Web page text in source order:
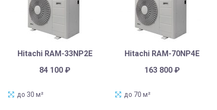
Hitachi RAM-33NP2E
84 100₽
до 30 м²
Hitachi RAM-70NP4E
163 800₽
до 70 м²